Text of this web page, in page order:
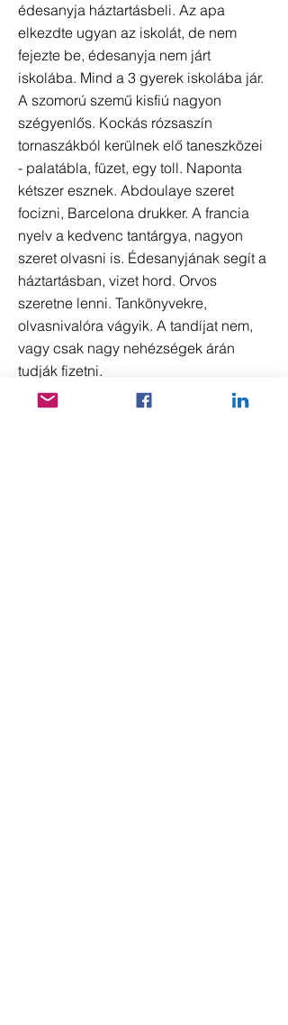
édesanyja háztartásbeli. Az apa
elkezdte ugyan az iskolát, de nem
fejezte be, édesanyja nem járt
iskolába. Mind a 3 gyerek iskolába jár.
A szomorú szemű kisfiú nagyon
szégyenlős. Kockás rózsaszín
tornaszákból kerülnek elő taneszközei
- palatábla, füzet, egy toll. Naponta
kétszer esznek. Abdoulaye szeret
focizni, Barcelona drukker. A francia
nyelv a kedvenc tantárgya, nagyon
szeret olvasni is. Édesanyjának segít a
háztartásban, vizet hord. Orvos
szeretne lenni. Tankönyvekre,
olvasnivalóra vágyik. A tandíjat nem,
vagy csak nagy nehézségek árán
tudják fizetni.